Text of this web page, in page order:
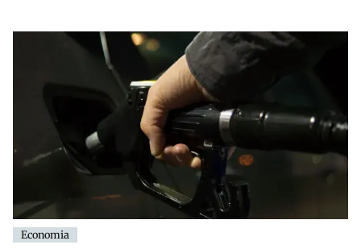
Economia